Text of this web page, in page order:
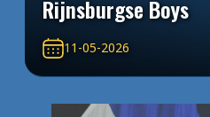
Rijnsburgse Boys
11-05-2026